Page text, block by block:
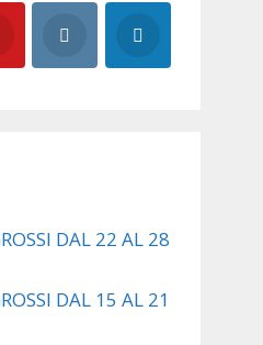
DAL 22 AL 28
DAL 15 AL 21